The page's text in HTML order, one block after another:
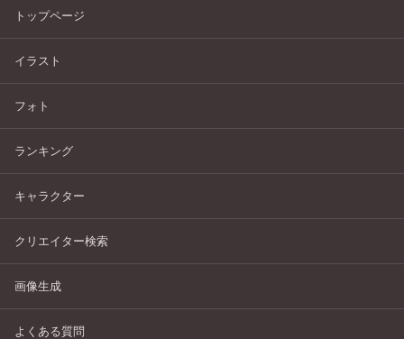
トップページ
イラスト
フォト
ランキング
キャラクター
クリエイター検索
画像生成
よくある質問